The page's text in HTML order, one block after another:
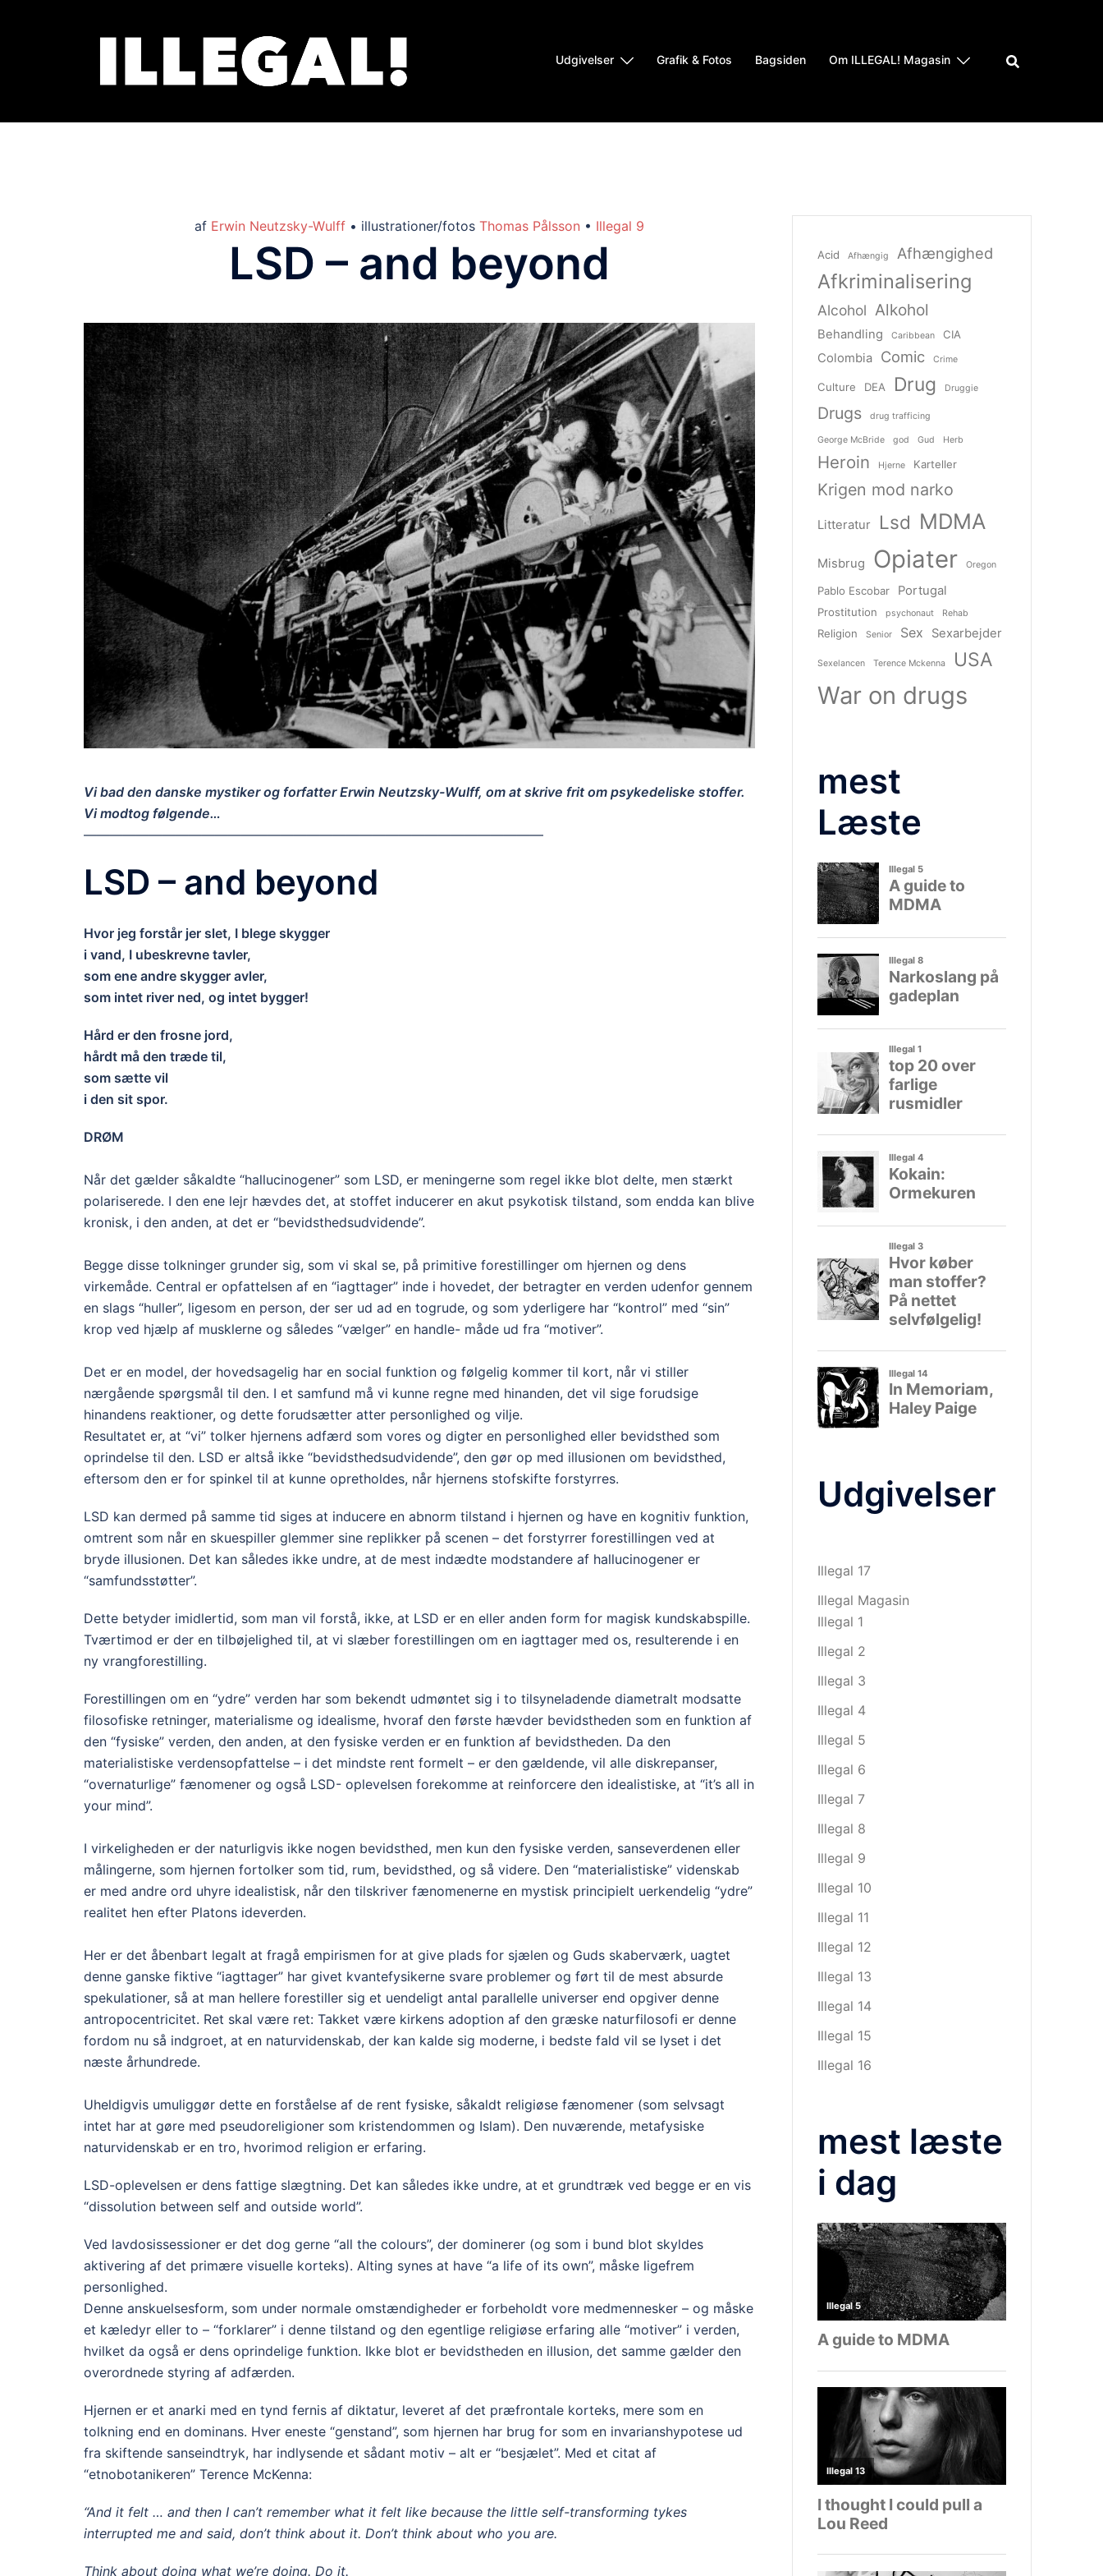
Udgivelser Grafik & Fotos Bagsiden Om ILLEGAL! Magasin
af Erwin Neutzsky-Wulff• illustrationer/fotos Thomas Pålsson • Illegal 9
LSD – and beyond
Vi bad den danske mystiker og forfatter Erwin Neutzsky-Wulff, om at skrive frit om psykedeliske stoffer.
Vi modtog følgende…
———————————————————————————————————
LSD – and beyond
Hvor jeg forstår jer slet, I blege skygger
i vand, I ubeskrevne tavler,
som ene andre skygger avler,
som intet river ned, og intet bygger!
Hård er den frosne jord,
hårdt må den træde til,
som sætte vil
i den sit spor.
DRØM
Når det gælder såkaldte “hallucinogener” som LSD, er meningerne som regel ikke blot delte, men stærkt
polariserede. I den ene lejr hævdes det, at stoffet inducerer en akut psykotisk tilstand, som endda kan blive
kronisk, i den anden, at det er “bevidsthedsudvidende”.
Begge disse tolkninger grunder sig, som vi skal se, på primitive forestillinger om hjernen og dens
virkemåde. Central er opfattelsen af en “iagttager” inde i hovedet, der betragter en verden udenfor gennem
en slags “huller”, ligesom en person, der ser ud ad en togrude, og som yderligere har “kontrol” med “sin”
krop ved hjælp af musklerne og således “vælger” en handle- måde ud fra “motiver”.
Det er en model, der hovedsagelig har en social funktion og følgelig kommer til kort, når vi stiller
nærgående spørgsmål til den. I et samfund må vi kunne regne med hinanden, det vil sige forudsige
hinandens reaktioner, og dette forudsætter atter personlighed og vilje.
Resultatet er, at “vi” tolker hjernens adfærd som vores og digter en personlighed eller bevidsthed som
oprindelse til den. LSD er altså ikke “bevidsthedsudvidende”, den gør op med illusionen om bevidsthed,
eftersom den er for spinkel til at kunne opretholdes, når hjernens stofskifte forstyrres.
LSD kan dermed på samme tid siges at inducere en abnorm tilstand i hjernen og have en kognitiv funktion,
omtrent som når en skuespiller glemmer sine replikker på scenen – det forstyrrer forestillingen ved at
bryde illusionen. Det kan således ikke undre, at de mest indædte modstandere af hallucinogener er
“samfundsstøtter”.
Dette betyder imidlertid, som man vil forstå, ikke, at LSD er en eller anden form for magisk kundskabspille.
Tværtimod er der en tilbøjelighed til, at vi slæber forestillingen om en iagttager med os, resulterende i en
ny vrangforestilling.
Forestillingen om en “ydre” verden har som bekendt udmøntet sig i to tilsyneladende diametralt modsatte
filosofiske retninger, materialisme og idealisme, hvoraf den første hævder bevidstheden som en funktion af
den “fysiske” verden, den anden, at den fysiske verden er en funktion af bevidstheden. Da den
materialistiske verdensopfattelse – i det mindste rent formelt – er den gældende, vil alle diskrepanser,
“overnaturlige” fænomener og også LSD- oplevelsen forekomme at reinforcere den idealistiske, at “it’s all in
your mind”.
I virkeligheden er der naturligvis ikke nogen bevidsthed, men kun den fysiske verden, sanseverdenen eller
målingerne, som hjernen fortolker som tid, rum, bevidsthed, og så videre. Den “materialistiske” videnskab
er med andre ord uhyre idealistisk, når den tilskriver fænomenerne en mystisk principielt uerkendelig “ydre”
realitet hen efter Platons ideverden.
Her er det åbenbart legalt at fragå empirismen for at give plads for sjælen og Guds skaberværk, uagtet
denne ganske fiktive “iagttager” har givet kvantefysikerne svare problemer og ført til de mest absurde
spekulationer, så at man hellere forestiller sig et uendeligt antal parallelle universer end opgiver denne
antropocentricitet. Ret skal være ret: Takket være kirkens adoption af den græske naturfilosofi er denne
fordom nu så indgroet, at en naturvidenskab, der kan kalde sig moderne, i bedste fald vil se lyset i det
næste århundrede.
Uheldigvis umuliggør dette en forståelse af de rent fysiske, såkaldt religiøse fænomener (som selvsagt
intet har at gøre med pseudoreligioner som kristendommen og Islam). Den nuværende, metafysiske
naturvidenskab er en tro, hvorimod religion er erfaring.
LSD-oplevelsen er dens fattige slægtning. Det kan således ikke undre, at et grundtræk ved begge er en vis
“dissolution between self and outside world”.
Ved lavdosissessioner er det dog gerne “all the colours”, der dominerer (og som i bund blot skyldes
aktivering af det primære visuelle korteks). Alting synes at have “a life of its own”, måske ligefrem
personlighed.
Denne anskuelsesform, som under normale omstændigheder er forbeholdt vore medmennesker – og måske
et kæledyr eller to – “forklarer” i denne tilstand og den egentlige religiøse erfaring alle “motiver” i verden,
hvilket da også er dens oprindelige funktion. Ikke blot er bevidstheden en illusion, det samme gælder den
overordnede styring af adfærden.
Hjernen er et anarki med en tynd fernis af diktatur, leveret af det præfrontale korteks, mere som en
tolkning end en dominans. Hver eneste “genstand”, som hjernen har brug for som en invarianshypotese ud
fra skiftende sanseindtryk, har indlysende et sådant motiv – alt er “besjælet”. Med et citat af
“etnobotanikeren” Terence McKenna:
“And it felt … and then I can’t remember what it felt like because the little self-transforming tykes
interrupted me and said, don’t think about it. Don’t think about who you are.
Think about doing what we’re doing. Do it.
Acid Afhængig Afhængighed
Afkriminalisering
Alcohol Alkohol
Behandling Caribbean CIA
Colombia Comic Crime
Culture DEA Drug Druggie
Drugs drug trafficing
George McBride god Gud Herb
Heroin Hjerne Karteller
Krigen mod narko
Litteratur Lsd MDMA
Misbrug Opiater Oregon
Pablo Escobar Portugal
Prostitution psychonaut Rehab
Religion Senior Sex Sexarbejder
Sexelancen Terence Mckenna USA
War on drugs
mest
Læste
Udgivelser
Illegal 17
Illegal Magasin
Illegal 1
Illegal 2
Illegal 3
Illegal 4
Illegal 5
Illegal 6
Illegal 7
Illegal 8
Illegal 9
Illegal 10
Illegal 11
Illegal 12
Illegal 13
Illegal 14
Illegal 15
Illegal 16
mest læste
i dag